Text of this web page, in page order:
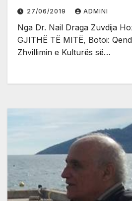
27/06/2019 ADMINI
Nga Dr. Nail Draga Zuvdija
GJITHË TË MITË, Botoi:
Zhvillimin e Kulturës së…